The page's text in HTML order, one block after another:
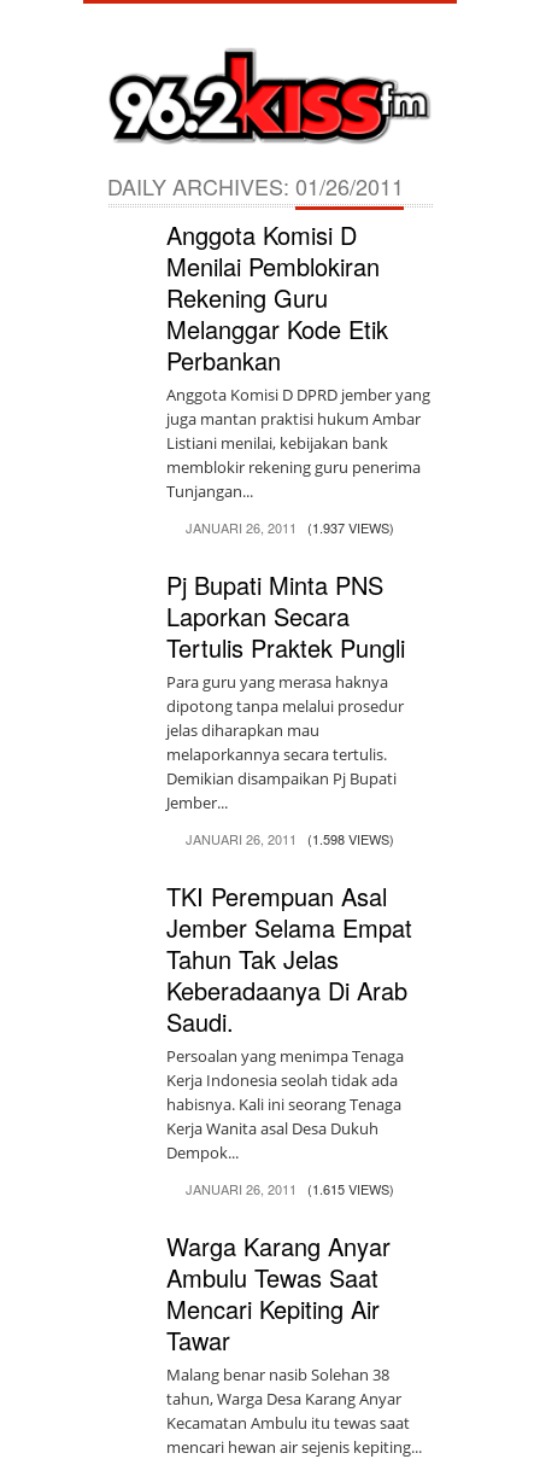
DAILY ARCHIVES: 01/26/2011
Anggota Komisi D
Menilai Pemblokiran
Rekening Guru
Melanggar Kode Etik
Perbankan
Anggota Komisi D DPRD jember yang
juga mantan praktisi hukum Ambar
Listiani menilai, kebijakan bank
memblokir rekening guru penerima
Tunjangan...
JANUARI 26, 2011 (1.937 VIEWS)
Pj Bupati Minta PNS
Laporkan Secara
Tertulis Praktek Pungli
Para guru yang merasa haknya
dipotong tanpa melalui prosedur
jelas diharapkan mau
melaporkannya secara tertulis.
Demikian disampaikan Pj Bupati
Jember...
JANUARI 26, 2011 (1.598 VIEWS)
TKI Perempuan Asal
Jember Selama Empat
Tahun Tak Jelas
Keberadaanya Di Arab
Saudi.
Persoalan yang menimpa Tenaga
Kerja Indonesia seolah tidak ada
habisnya. Kali ini seorang Tenaga
Kerja Wanita asal Desa Dukuh
Dempok...
JANUARI 26, 2011 (1.615 VIEWS)
Warga Karang Anyar
Ambulu Tewas Saat
Mencari Kepiting Air
Tawar
Malang benar nasib Solehan 38
tahun, Warga Desa Karang Anyar
Kecamatan Ambulu itu tewas saat
mencari hewan air sejenis kepiting...